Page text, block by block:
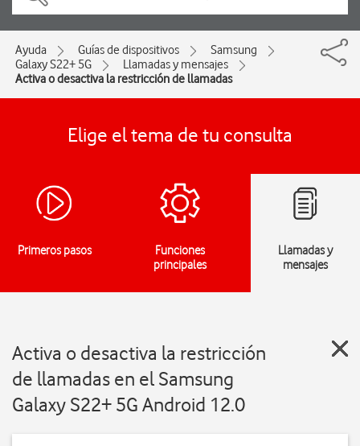
Ayuda Guías de dispositivos
Samsung
Galaxy S22+ 5G
Llamadas y mensajes
Activa o desactiva la restricción de llamadas
Elige el tema de tu consulta
Primeros pasos
Funciones
principales
Llamadas y
mensajes
Activa o desactiva la restricción
de llamadas en el Samsung
Galaxy S22+ 5G Android 12.0